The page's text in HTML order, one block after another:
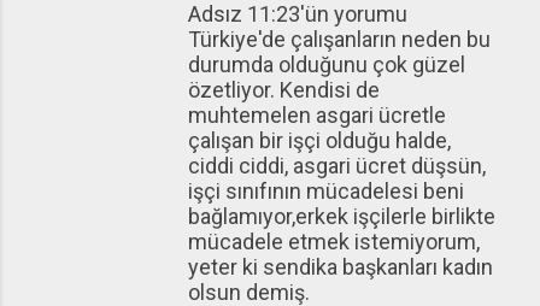
Adsız 11:23'ün yorumu
Türkiye'de çalışanların neden bu
durumda olduğunu çok güzel
özetliyor. Kendisi de
muhtemelen asgari ücretle
çalışan bir işçi olduğu halde,
ciddi ciddi, asgari ücret düşsün,
işçi sınıfının mücadelesi beni
bağlamıyor,erkek işçilerle birlikte
mücadele etmek istemiyorum,
yeter ki sendika başkanları kadın
olsun demiş.